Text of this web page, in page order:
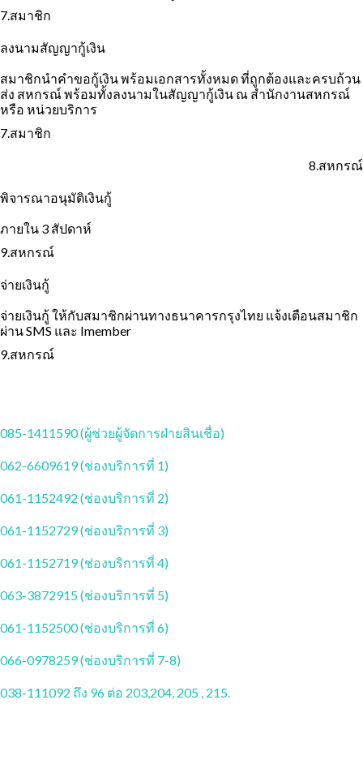
7.สมาชิก
ลงนามสัญญากู้เงิน
สมาชิกนำคำขอกู้เงิน พร้อมเอกสารทั้งหมด ที่ถูกต้องและครบถ้วน
ส่ง สหกรณ์ พร้อมทั้งลงนามในสัญญากู้เงิน ณ สำนักงานสหกรณ์
หรือ หน่วยบริการ
7.สมาชิก
8.สหกรณ์
พิจารณาอนุมัติเงินกู้
ภายใน 3 สัปดาห์
9.สหกรณ์
จ่ายเงินกู้
จ่ายเงินกู้ ให้กับสมาชิกผ่านทางธนาคารกรุงไทย แจ้งเตือนสมาชิก
ผ่าน SMS และ Imember
9.สหกรณ์
085-1411590 (ผู้ช่วยผู้จัดการฝ่ายสินเชื่อ)
062-6609619 (ช่องบริการที่ 1)
061-1152492 (ช่องบริการที่ 2)
061-1152729 (ช่องบริการที่ 3)
061-1152719 (ช่องบริการที่ 4)
063-3872915 (ช่องบริการที่ 5)
061-1152500 (ช่องบริการที่ 6)
066-0978259 (ช่องบริการที่ 7-8)
038-111092 ถึง 96 ต่อ 203,204, 205 , 215.